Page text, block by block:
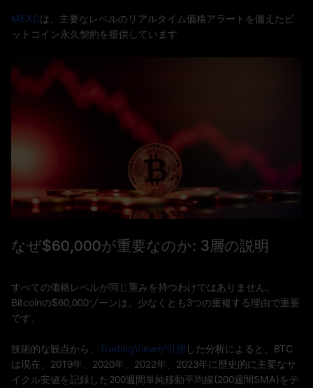
MEXCは、主要なレベルのリアルタイム価格アラートを備えたビ
ットコイン永久契約を提供しています
なぜ$60,000が重要なのか: 3層の説明
すべての価格レベルが同じ重みを持つわけではありません。
Bitcoinの$60,000ゾーンは、少なくとも3つの重複する理由で重要
です。
技術的な観点から、 TradingViewが引用 した分析によると、BTC
は現在、2019年、2020年、2022年、2023年に歴史的に主要なサ
イクル安値を記録した200週間単純移動平均線(200週間SMA)をテ